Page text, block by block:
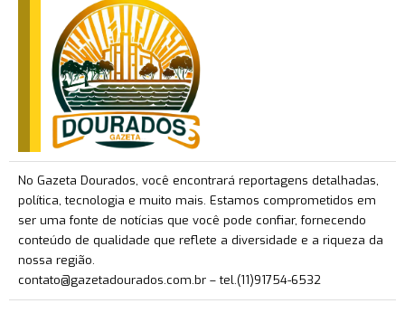
No Gazeta Dourados, você encontrará reportagens detalhadas,
política, tecnologia e muito mais. Estamos comprometidos em
ser uma fonte de notícias que você pode confiar, fornecendo
conteúdo de qualidade que reflete a diversidade e a riqueza da
nossa região.
contato@gazetadourados.com.br – tel.(11)91754-6532